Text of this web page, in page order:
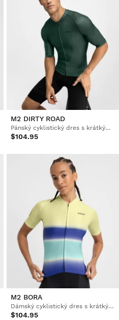
M2 DIRTY ROAD
Pánský cyklistický dres s krátkým rukávem
$104.95
M2 BORA
Dámský cyklistický dres s krátkým rukávem
$104.95